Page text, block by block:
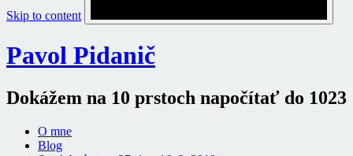
Skip to content
Pavol Pidanič
Dokážem na 10 prstoch napočítať do 1023
O mne
Blog